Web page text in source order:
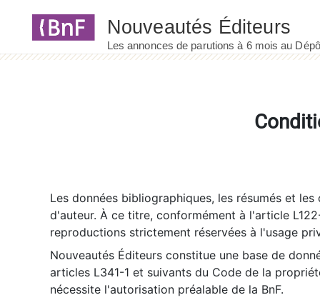
Les données bibliographiques, les résumés et
d'auteur. À ce titre, conformément à l'article
reproductions strictement réservées à l'usage
Nouveautés Éditeurs constitue une base de
articles L341-1 et suivants du Code de la
nécessite l'autorisation préalable de la BnF.